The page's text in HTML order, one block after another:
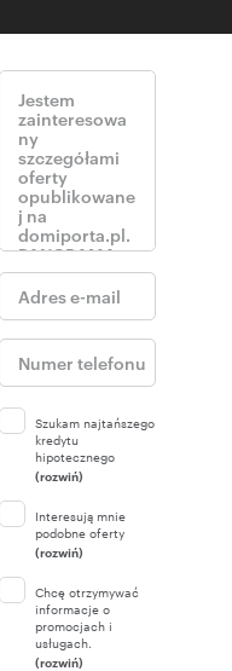
Szukam najtańszego
kredytu
hipotecznego
(rozwiń)
Interesują mnie
podobne oferty
(rozwiń)
Chcę otrzymywać
informacje o
promocjach i
usługach.
(rozwiń)